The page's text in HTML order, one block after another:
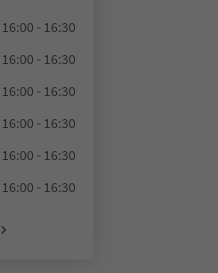
16:00 - 16:30
16:00 - 16:30
16:00 - 16:30
16:00 - 16:30
16:00 - 16:30
16:00 - 16:30